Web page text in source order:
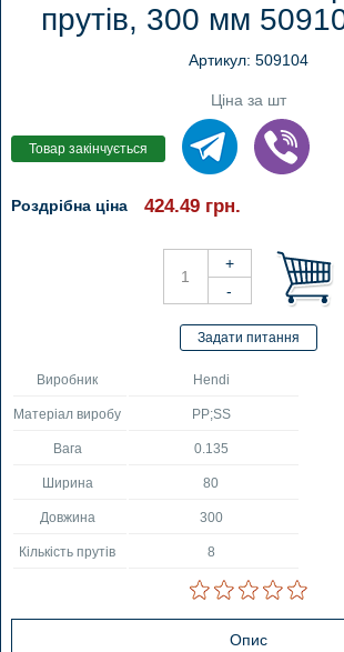
прутів, 300 мм
Артикул: 509104
Ціна за шт
Роздрібна ціна 424.49 грн.
Виробник Hendi
Матеріал виробу PP;SS
Вага 0.135
Ширина 80
Довжина 300
Кількість прутів 8
Опис